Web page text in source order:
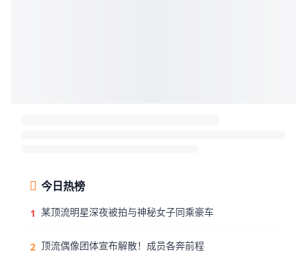
今日热榜
1 某顶流明星深夜被拍与神秘女子同乘豪车
2 顶流偶像团体宣布解散！成员各奔前程